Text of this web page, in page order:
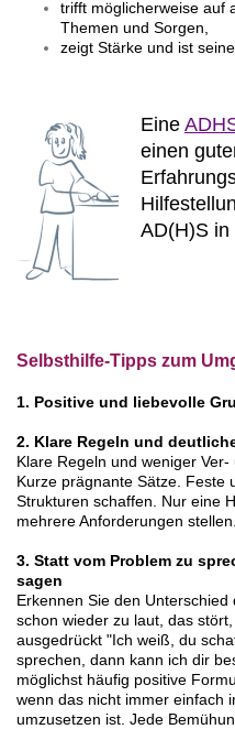
trifft möglicherweise auf
Themen und Sorgen,
zeigt Stärke und ist
Eine
einen
AD(H)S in
Selbsthilfe-Tipps zum
1. Positive und liebevolle
2. Klare Regeln und
Klare Regeln und weniger
Kurze prägnante Sätze. Feste
Strukturen schaffen. Nur eine
mehrere Anforderungen stellen.
3. Statt vom Problem zu
sagen
Erkennen Sie den
schon wieder zu laut, das
ausgedrückt "Ich weiß, du
sprechen, dann kann ich dir
möglichst häufig positive
wenn das nicht immer einfach
umzusetzen ist. Jede